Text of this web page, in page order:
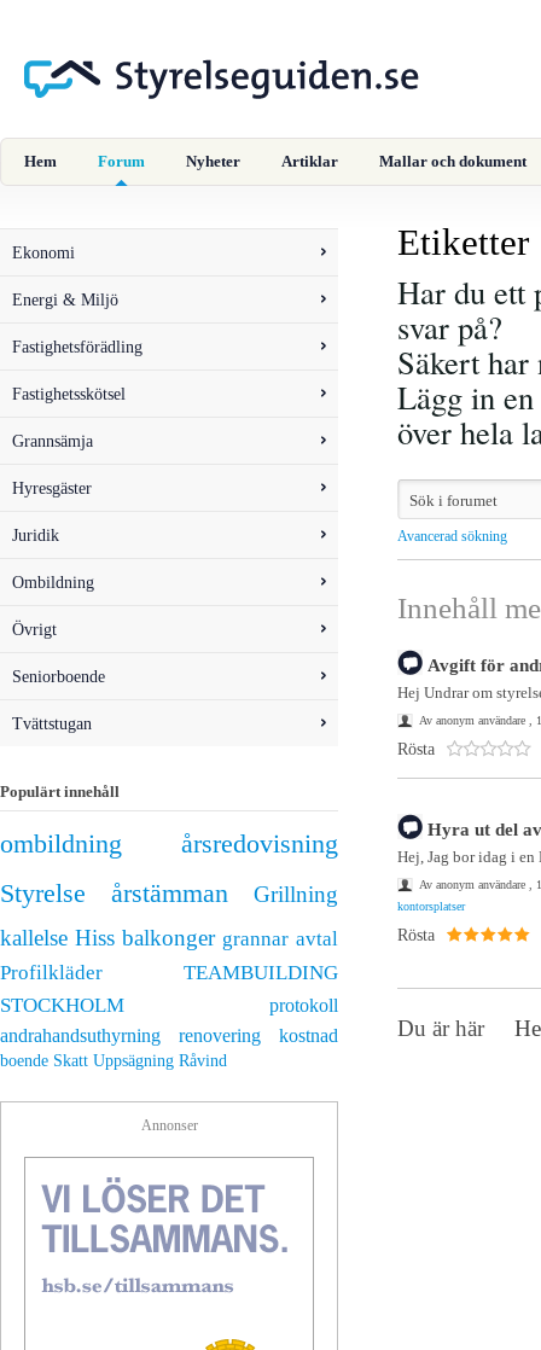
Hem Forum Nyheter Artiklar Mallar och dokument
Ekonomi
Energi & Miljö
Fastighetsförädling
Fastighetsskötsel
Grannsämja
Hyresgäster
Juridik
Ombildning
Övrigt
Seniorboende
Tvättstugan
Populärt innehåll
ombildning
årsredovisning
Styrelse
årstämman
Grillning
kallelse Hiss balkonger grannar avtal
Profilkläder
TEAMBUILDING
STOCKHOLM
protokoll
andrahandsuthyrning
renovering kostnad
boende Skatt Uppsägning Råvind
Annonser
Etiketter
Har du ett
svar på?
Säkert har
Lägg in
över hela
Avancerad sökning
Innehåll
Avgift för
Hej Undrar om
Av anonym användare ,
Rösta
Hyra ut del
Hej, Jag bor idag i
Av anonym användare ,
kontorsplatser
Rösta
Du är här